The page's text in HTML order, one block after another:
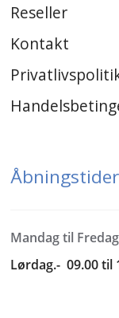
Reseller
Kontakt
Åbningstider
Mandag til
Lørdag.- 09.00 til